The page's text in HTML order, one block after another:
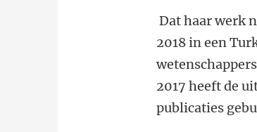
Dat haar werk
2018 in een
2017 heeft de
publicaties